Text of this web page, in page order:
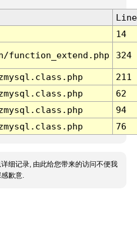
Line
14
function_extend.php 324
211
62
94
76
细记录, 由此给您带来的访问不便我
歉意.